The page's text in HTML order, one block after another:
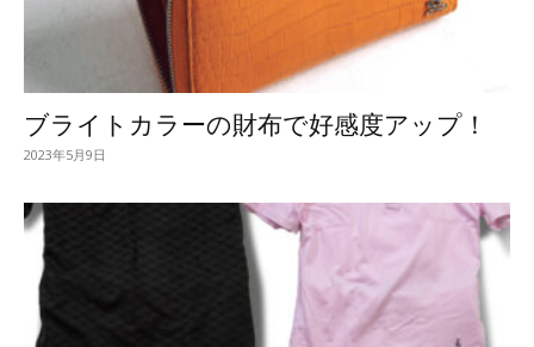
ブライトカラーの財布で好感度アップ！
2023年5月9日